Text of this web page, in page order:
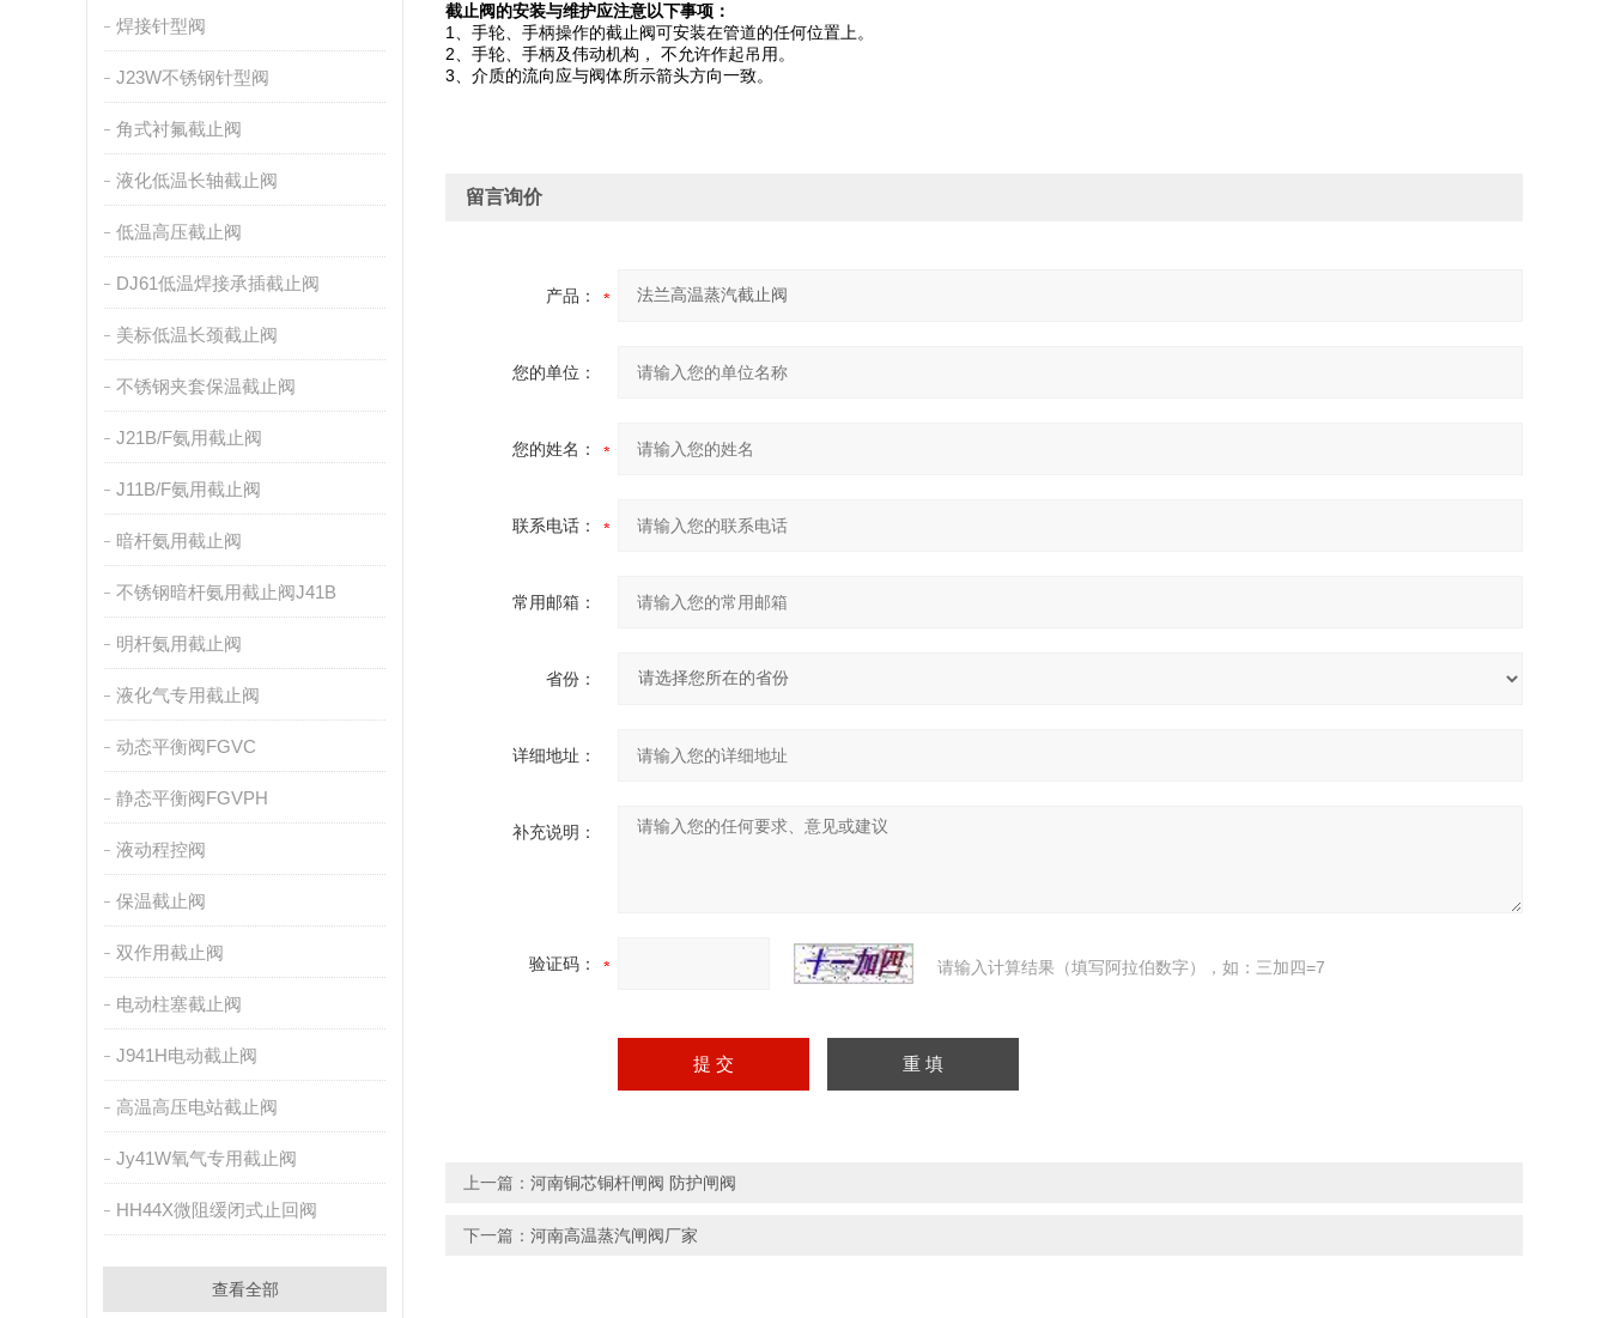
焊接针型阀
J23W不锈钢针型阀
角式衬氟截止阀
液化低温长轴截止阀
低温高压截止阀
DJ61低温焊接承插截止阀
美标低温长颈截止阀
不锈钢夹套保温截止阀
J21B/F氨用截止阀
J11B/F氨用截止阀
暗杆氨用截止阀
不锈钢暗杆氨用截止阀J41B
明杆氨用截止阀
液化气专用截止阀
动态平衡阀FGVC
静态平衡阀FGVPH
液动程控阀
保温截止阀
双作用截止阀
电动柱塞截止阀
J941H电动截止阀
高温高压电站截止阀
Jy41W氧气专用截止阀
HH44X微阻缓闭式止回阀
查看全部
截止阀的安装与维护应注意以下事项：
1、手轮、手柄操作的截止阀可安装在管道的任何位置上。
2、手轮、手柄及伟动机构， 不允许作起吊用。
3、介质的流向应与阀体所示箭头方向一致。
留言询价
产品：
您的单位：
您的姓名：
联系电话：
常用邮箱：
省份：
详细地址：
补充说明：
验证码： 请输入计算结果（填写阿拉伯数字），如：三加四=7
上一篇： 河南铜芯铜杆闸阀 防护闸阀
下一篇： 河南高温蒸汽闸阀厂家